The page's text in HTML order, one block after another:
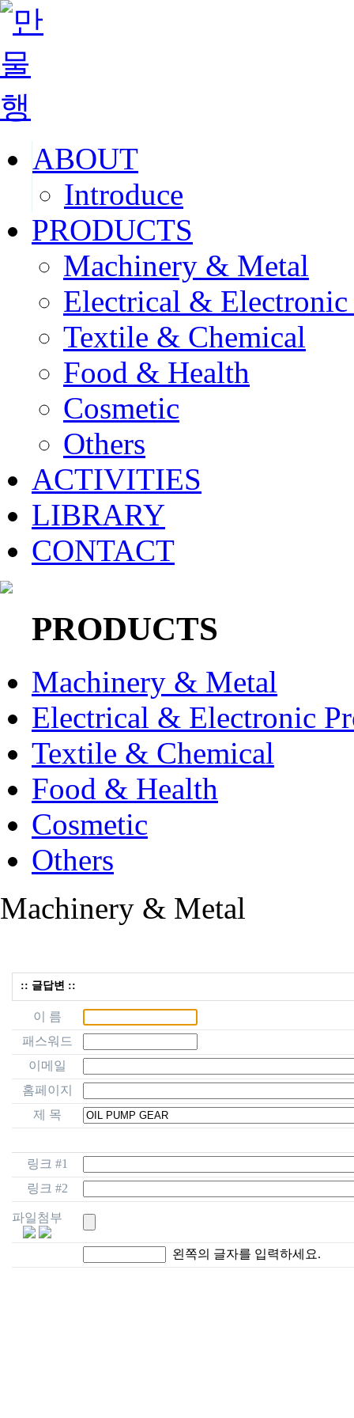
ABOUT
Introduce
PRODUCTS
Machinery & Metal
Electrical & Electronic
Textile & Chemical
Food & Health
Cosmetic
Others
ACTIVITIES
LIBRARY
CONTACT
PRODUCTS
Machinery & Metal
Electrical & Electronic
Textile & Chemical
Food & Health
Cosmetic
Others
Machinery & Metal
:: 글답변 ::
이 름
패스워드
이메일
홈페이지
제 목
링크 #1
링크 #2
파일첨부
왼쪽의 글자를 입력하세요.